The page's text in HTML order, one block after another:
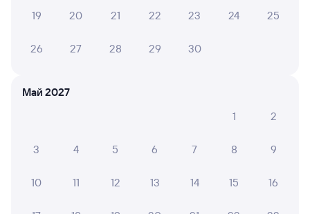
Inn Красноярск
Отзывы пассажиров Туту о поездах
19 20 21 22 23 24 25
26 27 28 29 30
Май 2027
1
2
3 4 5 6 7 8 9
10 11 12 13 14 15 16